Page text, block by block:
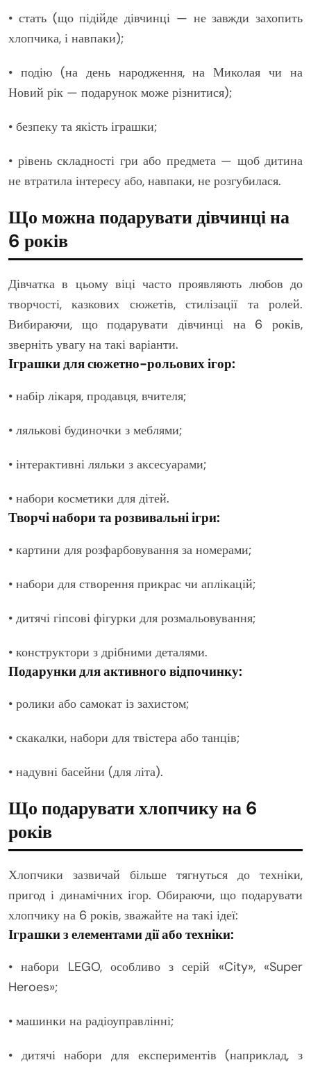
• стать (що підійде дівчинці — не завжди захопить
хлопчика, і навпаки);
• подію (на день народження, на Миколая чи на
Новий рік — подарунок може різнитися);
• безпеку та якість іграшки;
• рівень складності гри або предмета — щоб дитина
не втратила інтересу або, навпаки, не розгубилася.
Що можна подарувати дівчинці на
6 років
Дівчатка в цьому віці часто проявляють любов до
творчості, казкових сюжетів, стилізації та ролей.
Вибираючи, що подарувати дівчинці на 6 років,
зверніть увагу на такі варіанти.
Іграшки для сюжетно-рольових ігор:
• набір лікаря, продавця, вчителя;
• лялькові будиночки з меблями;
• інтерактивні ляльки з аксесуарами;
• набори косметики для дітей.
Творчі набори та розвивальні ігри:
• картини для розфарбовування за номерами;
• набори для створення прикрас чи аплікацій;
• дитячі гіпсові фігурки для розмальовування;
• конструктори з дрібними деталями.
Подарунки для активного відпочинку:
• ролики або самокат із захистом;
• скакалки, набори для твістера або танців;
• надувні басейни (для літа).
Що подарувати хлопчику на 6
років
Хлопчики зазвичай більше тягнуться до техніки,
пригод і динамічних ігор. Обираючи, що подарувати
хлопчику на 6 років, зважайте на такі ідеї:
Іграшки з елементами дії або техніки:
• набори LEGO, особливо з серій «City», «Super
Heroes»;
• машинки на радіоуправлінні;
• дитячі набори для експериментів (наприклад, з